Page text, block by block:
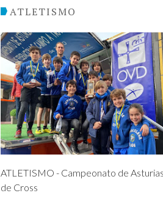
ATLETISMO
ATLETISMO - Campeonato de Asturias
de Cross